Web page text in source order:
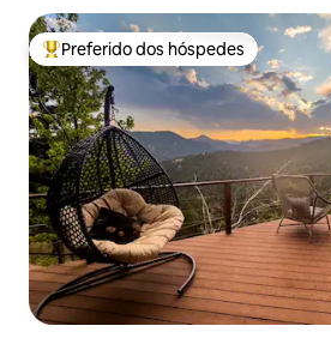
Entre os melhores preferidos dos
Preferido dos hóspedes